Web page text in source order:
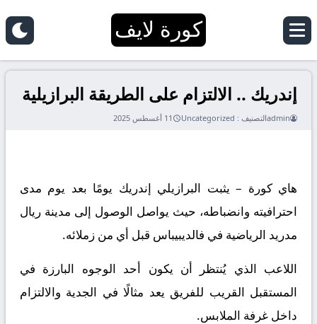
كورة لايف
إندريك .. الالتزام على الطريقة البرازيلية
adminالتصنيف : Uncategorized 11 أغسطس 2025
هاي كورة – يثبت البرازيلي إندريك يومًا بعد يوم مدى
احترافيته وانضباطه، حيث يواصل الوصول إلى مدينة ريال
مدريد الرياضية في فالديبيباس قبل أي من زملائه.
اللاعب الذي يُنتظر أن يكون أحد الوجوه البارزة في
المستقبل القريب للفريق يعد مثالًا في الجدية والالتزام
داخل غرفة الملابس.